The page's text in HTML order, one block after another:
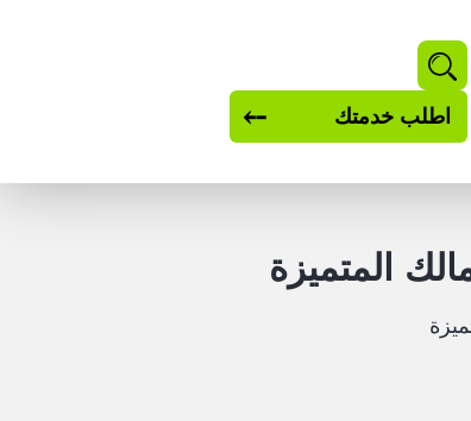
اطلب خدمتك
المتميزة